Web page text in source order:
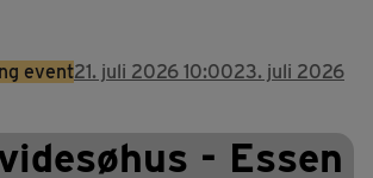
event21. juli 2026 10:0023. juli 2026
- Essen